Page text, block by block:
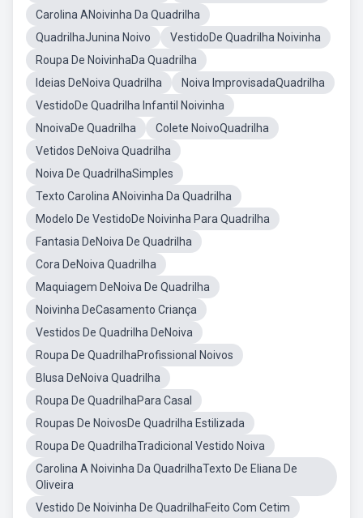
Carolina ANoivinha Da Quadrilha
QuadrilhaJunina Noivo
VestidoDe Quadrilha Noivinha
Roupa De NoivinhaDa Quadrilha
Ideias DeNoiva Quadrilha
Noiva ImprovisadaQuadrilha
VestidoDe Quadrilha Infantil Noivinha
NnoivaDe Quadrilha
Colete NoivoQuadrilha
Vetidos DeNoiva Quadrilha
Noiva De QuadrilhaSimples
Texto Carolina ANoivinha Da Quadrilha
Modelo De VestidoDe Noivinha Para Quadrilha
Fantasia DeNoiva De Quadrilha
Cora DeNoiva Quadrilha
Maquiagem DeNoiva De Quadrilha
Noivinha DeCasamento Criança
Vestidos De Quadrilha DeNoiva
Roupa De QuadrilhaProfissional Noivos
Blusa DeNoiva Quadrilha
Roupa De QuadrilhaPara Casal
Roupas De NoivosDe Quadrilha Estilizada
Roupa De QuadrilhaTradicional Vestido Noiva
Carolina A Noivinha Da QuadrilhaTexto De Eliana De
Oliveira
Vestido De Noivinha De QuadrilhaFeito Com Cetim